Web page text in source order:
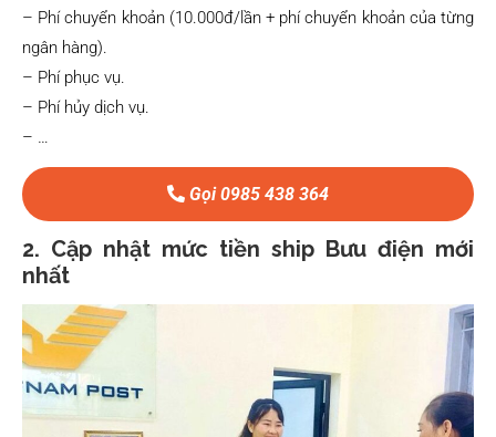
– Phí chuyển khoản (10.000đ/lần + phí chuyển khoản của từng
ngân hàng).
– Phí phục vụ.
– Phí hủy dịch vụ.
– …
Gọi 0985 438 364
2. Cập nhật mức tiền ship Bưu điện mới
nhất